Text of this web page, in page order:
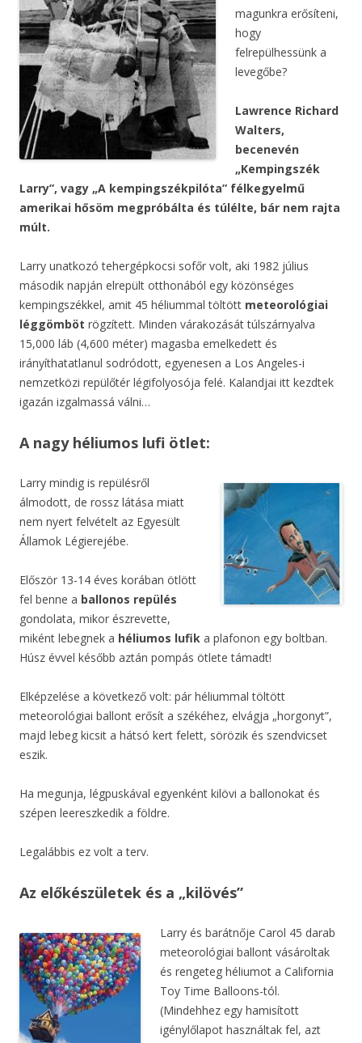
magunkra erősíteni,
hogy
felrepülhessünk a
levegőbe?
Lawrence Richard
Walters,
becenevén
„Kempingszék
Larry”, vagy „A kempingszékpilóta” félkegyelmű
amerikai hősöm megpróbálta és túlélte, bár nem rajta
múlt.
Larry unatkozó tehergépkocsi sofőr volt, aki 1982 július
második napján elrepült otthonából egy közönséges
kempingszékkel, amit 45 héliummal töltött meteorológiai
léggömböt rögzített. Minden várakozását túlszárnyalva
15,000 láb (4,600 méter) magasba emelkedett és
irányíthatatlanul sodródott, egyenesen a Los Angeles-i
nemzetközi repülőtér légifolyosója felé. Kalandjai itt kezdtek
igazán izgalmassá válni…
A nagy héliumos lufi ötlet:
Larry mindig is repülésről
álmodott, de rossz látása miatt
nem nyert felvételt az Egyesült
Államok Légierejébe.
Először 13-14 éves korában ötlött
fel benne a ballonos repülés
gondolata, mikor észrevette,
miként lebegnek a héliumos lufik a plafonon egy boltban.
Húsz évvel később aztán pompás ötlete támadt!
Elképzelése a következő volt: pár héliummal töltött
meteorológiai ballont erősít a székéhez, elvágja „horgonyt”,
majd lebeg kicsit a hátsó kert felett, sörözik és szendvicset
eszik.
Ha megunja, légpuskával egyenként kilövi a ballonokat és
szépen leereszkedik a földre.
Legalábbis ez volt a terv.
Az előkészületek és a „kilövés”
Larry és barátnője Carol 45 darab
meteorológiai ballont vásároltak
és rengeteg héliumot a California
Toy Time Balloons-tól.
(Mindehhez egy hamisított
igénylőlapot használtak fel, azt